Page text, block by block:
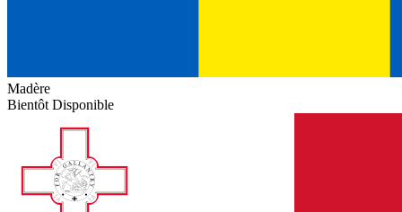
Madère
Bientôt Disponible